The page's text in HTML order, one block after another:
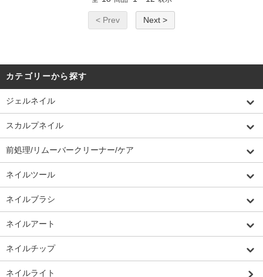
< Prev Next >
カテゴリーから探す
ジェルネイル
スカルプネイル
前処理/リムーバークリーナー/ケア
ネイルツール
ネイルブラシ
ネイルアート
ネイルチップ
ネイルライト